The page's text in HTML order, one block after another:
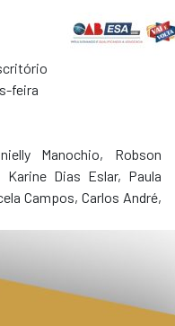
feira
Manochio, Robson
Dias Eslar, Paula
Campos, Carlos André,